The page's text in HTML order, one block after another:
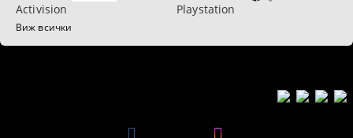
Activision Playstation
Виж всички